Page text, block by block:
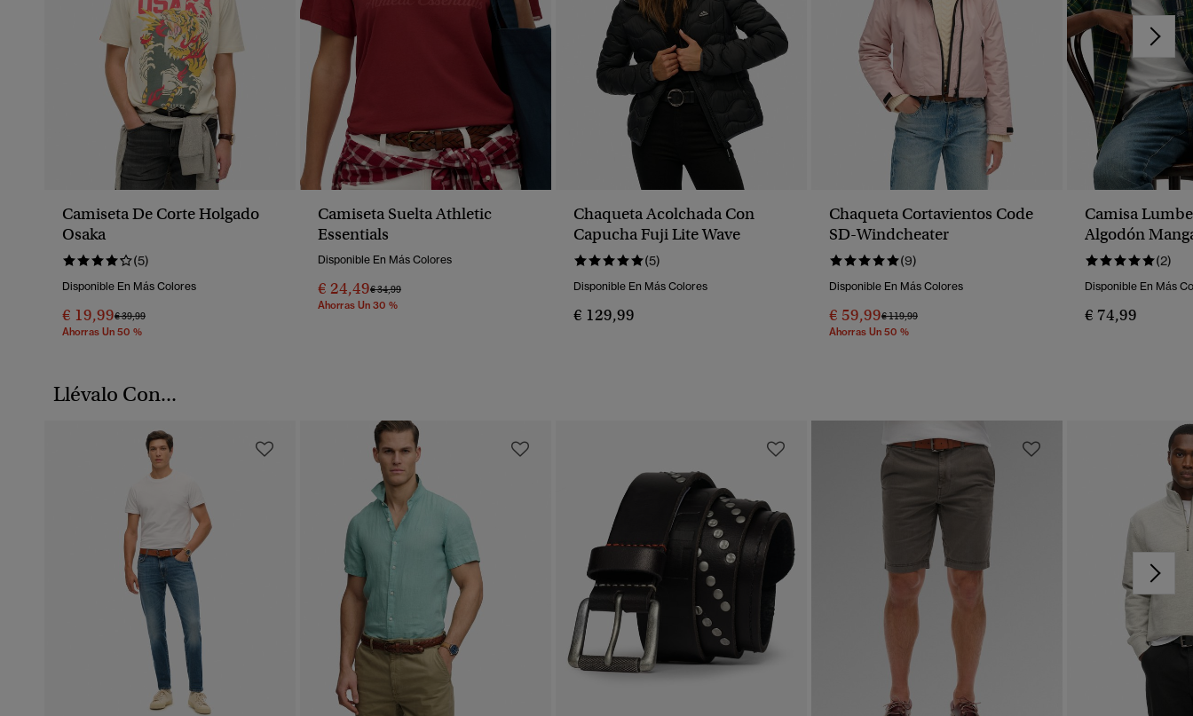
Camiseta De Corte Holgado
Osaka
(5)
Disponible En Más Colores
€ 19,99Precio Rebajado De
€ 39,99A
Ahorras Un 50 %
Camiseta Suelta Athletic
Essentials
Disponible En Más Colores
€ 24,49Precio Rebajado De
€ 34,99A
Ahorras Un 30 %
Chaqueta Acolchada Con
Capucha Fuji Lite Wave
(5)
Disponible En Más Colores
€ 129,99
Chaqueta Cortavientos Code
SD-Windcheater
(9)
Disponible En Más Colores
€ 59,99Precio Rebajado De
€ 119,99A
Ahorras Un 50 %
Camisa
Algodón
(2)
Disponible En Más
€ 74,99
Llévalo Con...